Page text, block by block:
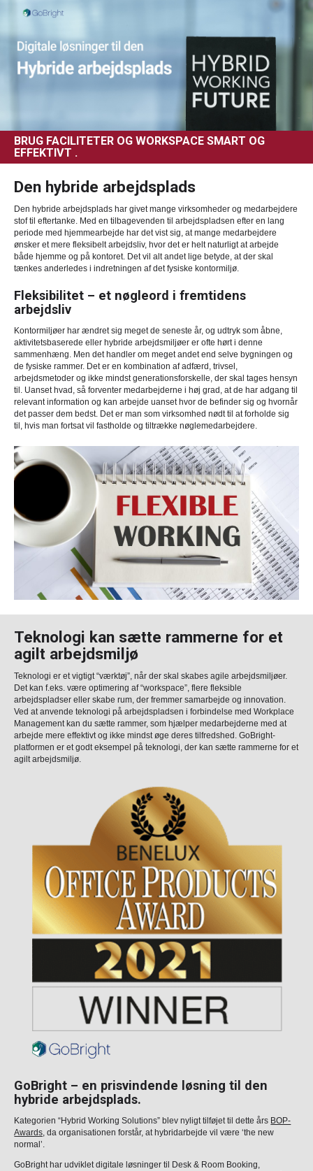
BRUG FACILITETER OG WORKSPACE SMART OG
EFFEKTIVT .
Den hybride arbejdsplads
Den hybride arbejdsplads har givet mange virksomheder og medarbejdere
stof til eftertanke. Med en tilbagevenden til arbejdspladsen efter en lang
periode med hjemmearbejde har det vist sig, at mange medarbejdere
ønsker et mere fleksibelt arbejdsliv, hvor det er helt naturligt at arbejde
både hjemme og på kontoret. Det vil alt andet lige betyde, at der skal
tænkes anderledes i indretningen af det fysiske kontormiljø.
Fleksibilitet – et nøgleord i fremtidens
arbejdsliv
Kontormiljøer har ændret sig meget de seneste år, og udtryk som åbne,
aktivitetsbaserede eller hybride arbejdsmiljøer er ofte hørt i denne
sammenhæng. Men det handler om meget andet end selve bygningen og
de fysiske rammer. Det er en kombination af adfærd, trivsel,
arbejdsmetoder og ikke mindst generationsforskelle, der skal tages hensyn
til. Uanset hvad, så forventer medarbejderne i høj grad, at de har adgang til
relevant information og kan arbejde uanset hvor de befinder sig og hvornår
det passer dem bedst. Det er man som virksomhed nødt til at forholde sig
til, hvis man fortsat vil fastholde og tiltrække nøglemedarbejdere.
Teknologi kan sætte rammerne for et
agilt arbejdsmiljø
Teknologi er et vigtigt “værktøj”, når der skal skabes agile arbejdsmiljøer.
Det kan f.eks. være optimering af “workspace”, flere fleksible
arbejdspladser eller skabe rum, der fremmer samarbejde og innovation.
Ved at anvende teknologi på arbejdspladsen i forbindelse med Workplace
Management kan du sætte rammer, som hjælper medarbejderne med at
arbejde mere effektivt og ikke mindst øge deres tilfredshed. GoBright-
platformen er et godt eksempel på teknologi, der kan sætte rammerne for et
agilt arbejdsmiljø.
GoBright – en prisvindende løsning til den
hybride arbejdsplads.
Kategorien “Hybrid Working Solutions” blev nyligt tilføjet til dette års BOP-
Awards, da organisationen forstår, at hybridarbejde vil være ‘the new
normal’.
GoBright har udviklet digitale løsninger til Desk & Room Booking,